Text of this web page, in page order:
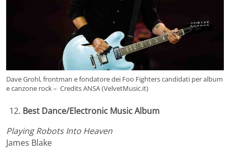
Dave Grohl, frontman e fondatore dei Foo Fighters candidati per album
e canzone rock – Credits ANSA (VelvetMusic.it)
Best Dance/Electronic Music Album
Playing Robots Into Heaven
James Blake